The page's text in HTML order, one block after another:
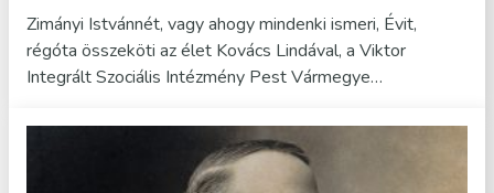
Zimányi Istvánnét, vagy ahogy mindenki ismeri, Évit,
régóta összeköti az élet Kovács Lindával, a Viktor
Integrált Szociális Intézmény Pest Vármegye…